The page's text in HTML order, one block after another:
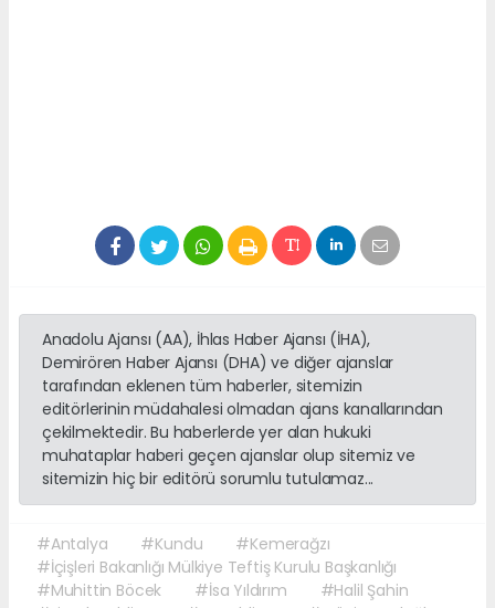
Anadolu Ajansı (AA), İhlas Haber Ajansı (İHA),
Demirören Haber Ajansı (DHA) ve diğer ajanslar
tarafından eklenen tüm haberler, sitemizin
editörlerinin müdahalesi olmadan ajans kanallarından
çekilmektedir. Bu haberlerde yer alan hukuki
muhataplar haberi geçen ajanslar olup sitemiz ve
sitemizin hiç bir editörü sorumlu tutulamaz...
#Antalya #Kundu
#Kemerağzı
#İçişleri Bakanlığı Mülkiye Teftiş Kurulu Başkanlığı
#Muhittin Böcek
#İsa Yıldırım
#Halil Şahin